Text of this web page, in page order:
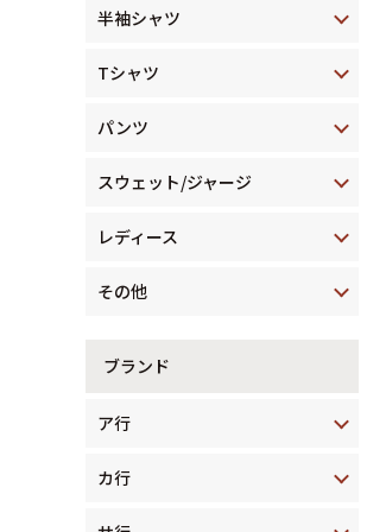
半袖シャツ
Tシャツ
パンツ
スウェット/ジャージ
レディース
その他
ブランド
ア行
カ行